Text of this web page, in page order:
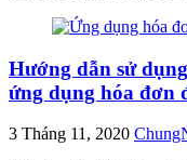
Hướng dẫn sử
ứng dụng hóa đơn
3 Tháng 11, 2020